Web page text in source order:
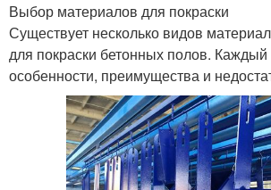
Выбор материалов для покраски
Существует несколько видов
для покраски бетонных полов. Каждый
особенности, преимущества и